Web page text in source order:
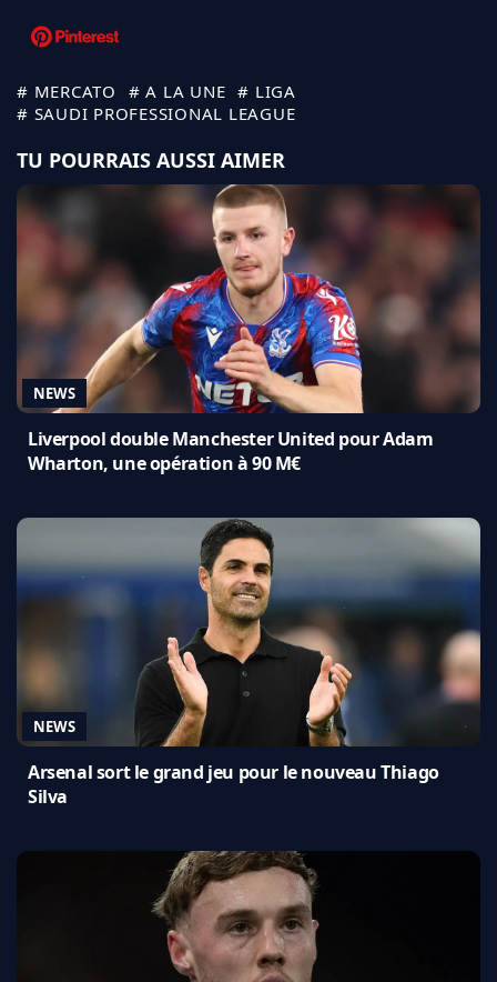
# MERCATO # A LA UNE # LIGA
# SAUDI PROFESSIONAL LEAGUE
TU POURRAIS AUSSI AIMER
NEWS
Liverpool double Manchester United pour Adam
Wharton, une opération à 90 M€
NEWS
Arsenal sort le grand jeu pour le nouveau Thiago
Silva